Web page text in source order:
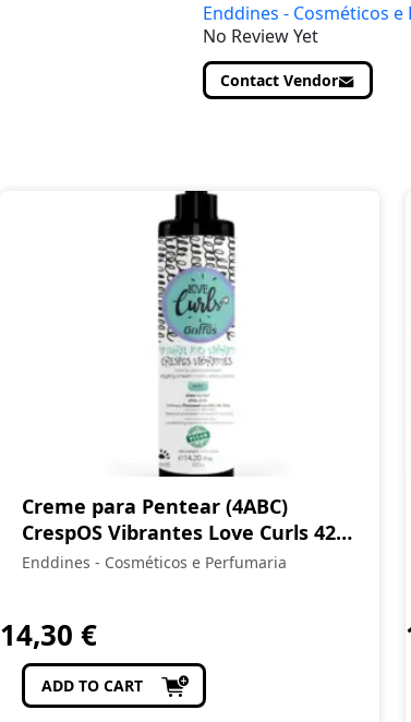
Enddines - Cosméticos
No Review Yet
Contact Vendor
Creme para Pentear (4ABC)
CrespOS Vibrantes Love Curls 420
ml
Enddines - Cosméticos e Perfumaria
14,30 €
ADD TO CART